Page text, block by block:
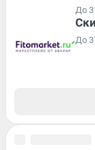
До
До